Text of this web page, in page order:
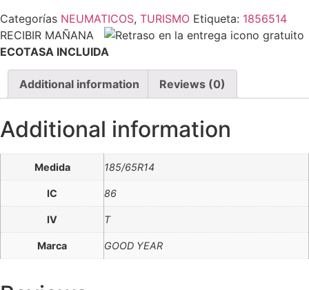
Categorías NEUMATICOS, TURISMO Etiqueta: 1856514
RECIBIR MAÑANA
ECOTASA INCLUIDA
Additional information Reviews (0)
Additional information
Medida 185/65R14
IC 86
IV T
Marca GOOD YEAR